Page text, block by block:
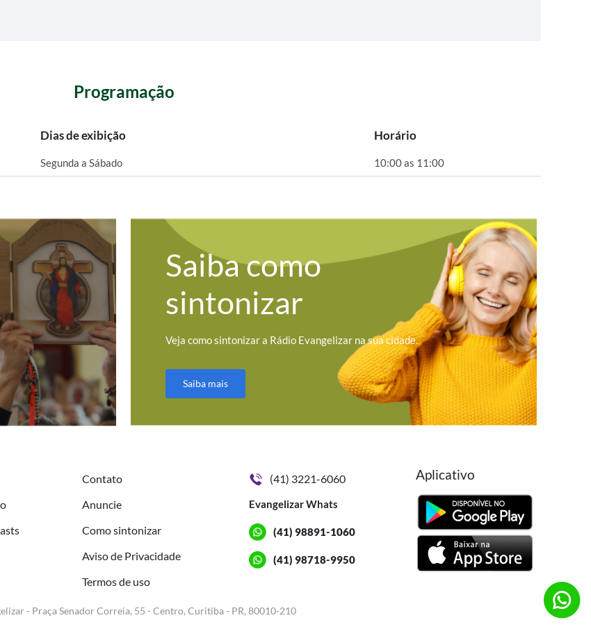
Programação
Dias de exibição Horário
Segunda a Sábado 10:00 as 11:00
Saiba como
sintonizar
Veja como sintonizar a Rádio Evangelizar na sua cidade.
Saiba mais
Contato
Anuncie
Como sintonizar
Aviso de Privacidade
Termos de uso
(41) 3221-6060
Evangelizar Whats
(41) 98891-1060
(41) 98718-9950
Aplicativo
- Praça Senador Correia, 55 - Centro, Curitiba - PR, 80010-210